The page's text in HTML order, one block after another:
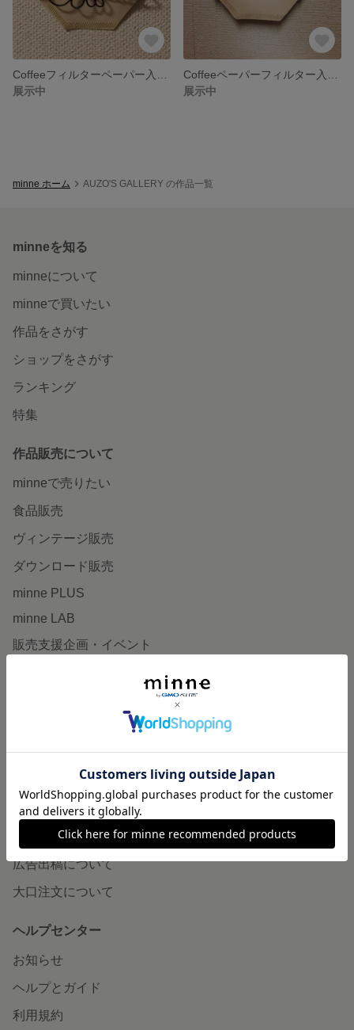
展示中
展示中
minne ホーム AUZO'S GALLERY の作品一覧
minneを知る
minneについて
minneで買いたい
作品をさがす
ショップをさがす
ランキング
特集
作品販売について
minneで売りたい
食品販売
ヴィンテージ販売
ダウンロード販売
minne PLUS
minne LAB
販売支援企画・イベント
minneとものづくりと
minneの本
企業の方へ
広告出稿について
大口注文について
ヘルプセンター
お知らせ
ヘルプとガイド
利用規約